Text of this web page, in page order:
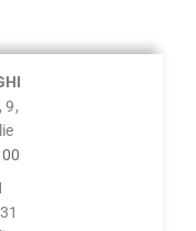
9,